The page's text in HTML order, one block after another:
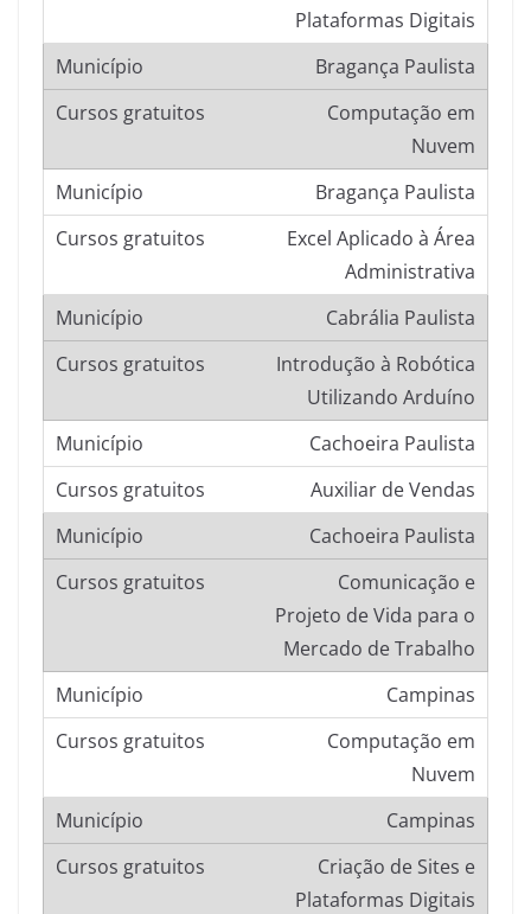
Plataformas Digitais
Bragança Paulista
Computação em
Nuvem
Bragança Paulista
Excel Aplicado à Área
Administrativa
Cabrália Paulista
Introdução à Robótica
Utilizando Arduíno
Cachoeira Paulista
Auxiliar de Vendas
Cachoeira Paulista
Comunicação e
Projeto de Vida para o
Mercado de Trabalho
Campinas
Computação em
Nuvem
Campinas
Criação de Sites e
Plataformas Digitais